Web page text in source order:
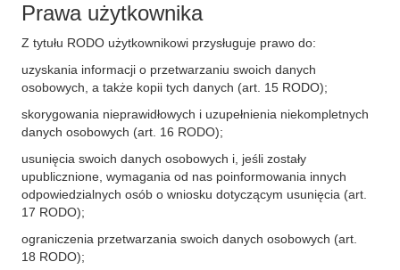
Prawa użytkownika
Z tytułu RODO użytkownikowi przysługuje prawo do:
uzyskania informacji o przetwarzaniu swoich danych
osobowych, a także kopii tych danych (art. 15 RODO);
skorygowania nieprawidłowych i uzupełnienia niekompletnych
danych osobowych (art. 16 RODO);
usunięcia swoich danych osobowych i, jeśli zostały
upublicznione, wymagania od nas poinformowania innych
odpowiedzialnych osób o wniosku dotyczącym usunięcia (art.
17 RODO);
ograniczenia przetwarzania swoich danych osobowych (art.
18 RODO);